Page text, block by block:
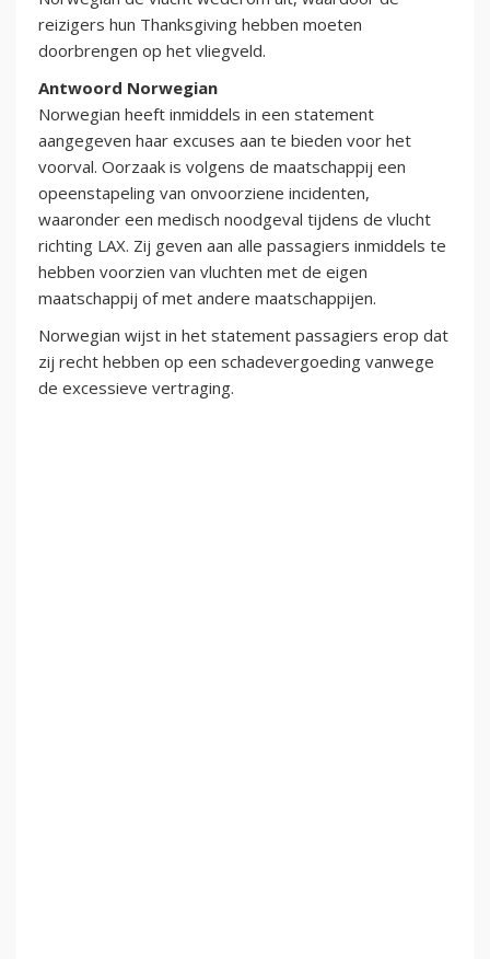
reizigers hun Thanksgiving hebben moeten
doorbrengen op het vliegveld.
Antwoord Norwegian
Norwegian heeft inmiddels in een statement
aangegeven haar excuses aan te bieden voor het
voorval. Oorzaak is volgens de maatschappij een
opeenstapeling van onvoorziene incidenten,
waaronder een medisch noodgeval tijdens de vlucht
richting LAX. Zij geven aan alle passagiers inmiddels te
hebben voorzien van vluchten met de eigen
maatschappij of met andere maatschappijen.
Norwegian wijst in het statement passagiers erop dat
zij recht hebben op een schadevergoeding vanwege
de excessieve vertraging.